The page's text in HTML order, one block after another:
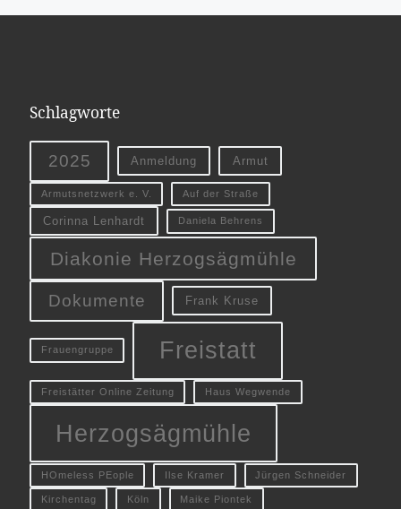
Schlagworte
2025 Anmeldung Armut
Armutsnetzwerk e. V. Auf der Straße
Corinna Lenhardt Daniela Behrens
Diakonie Herzogsägmühle
Dokumente Frank Kruse
Frauengruppe Freistatt
Freistätter Online Zeitung Haus Wegwende
Herzogsägmühle
HOmeless PEople Ilse Kramer Jürgen Schneider
Kirchentag Köln Maike Piontek